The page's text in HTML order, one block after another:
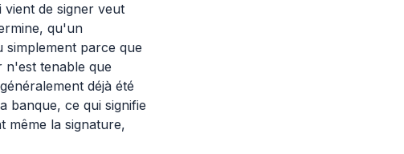
de signer veut
qu'un
simplement parce que
n'est tenable que
déjà été
banque, ce qui signifie
même la signature,